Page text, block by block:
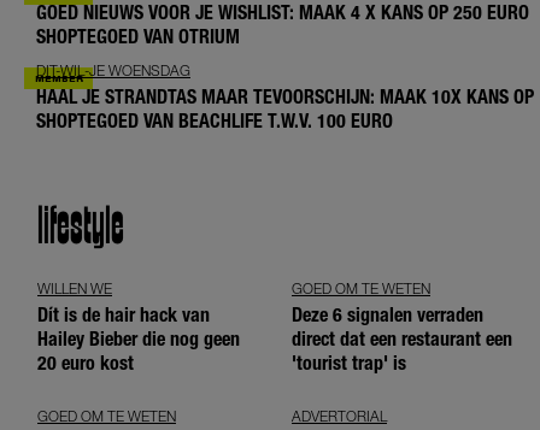
GOED NIEUWS VOOR JE WISHLIST: MAAK 4 X KANS OP 250 EURO
SHOPTEGOED VAN OTRIUM
DIT-WIL-JE WOENSDAG
HAAL JE STRANDTAS MAAR TEVOORSCHIJN: MAAK 10X KANS OP
SHOPTEGOED VAN BEACHLIFE T.W.V. 100 EURO
lifestyle
WILLEN WE
Dít is de hair hack van
Hailey Bieber die nog geen
20 euro kost
GOED OM TE WETEN
Deze 6 signalen verraden
direct dat een restaurant een
'tourist trap' is
GOED OM TE WETEN ADVERTORIAL